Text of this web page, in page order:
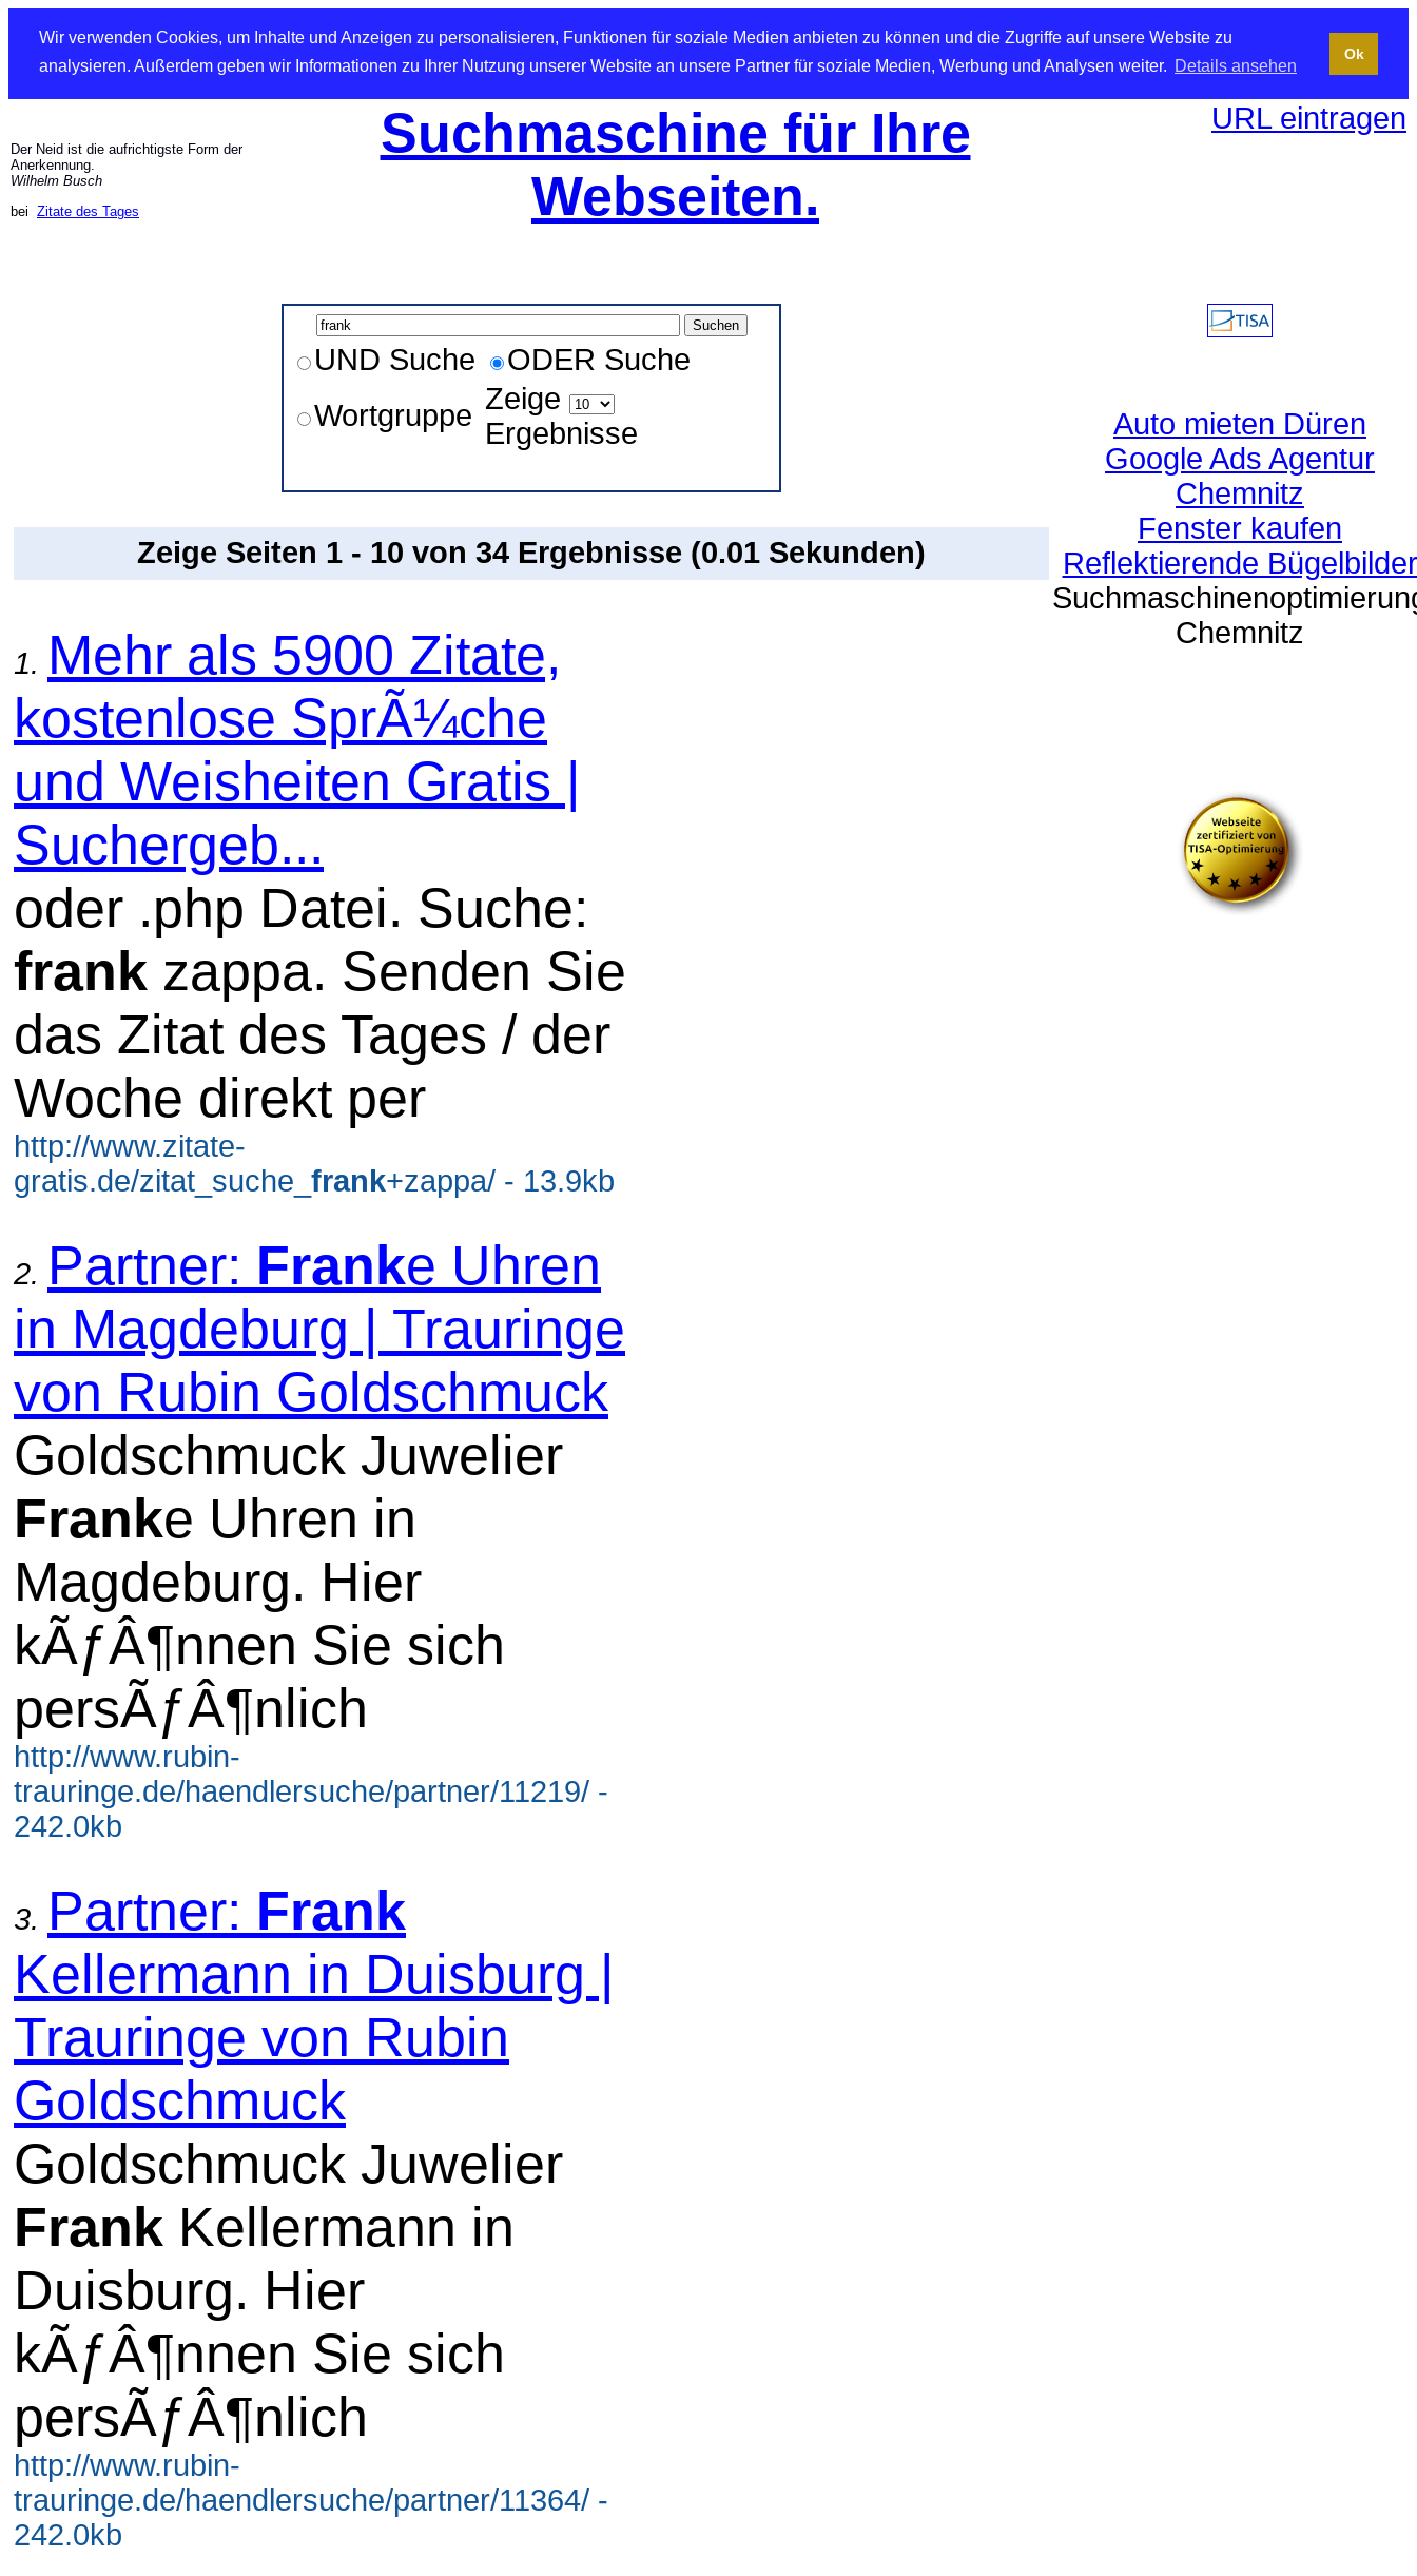
Wir verwenden Cookies, um Inhalte und Anzeigen zu personalisieren, Funktionen für soziale Medien anbieten zu können und die Zugriffe auf unsere Website zu
analysieren. Außerdem geben wir Informationen zu Ihrer Nutzung unserer Website an unsere Partner für soziale Medien, Werbung und Analysen weiter. Details ansehen
Ok
Der Neid ist die aufrichtigste Form der
Anerkennung.
Wilhelm Busch
bei Zitate des Tages
Suchmaschine für Ihre
Webseiten.
URL eintragen
UND Suche
ODER Suche
Wortgruppe Zeige
Ergebnisse
Zeige Seiten 1 - 10 von 34 Ergebnisse (0.01 Sekunden)
1. Mehr als 5900 Zitate,
kostenlose SprÃ¼che
und Weisheiten Gratis |
Suchergeb...
oder .php Datei. Suche:
frank zappa. Senden Sie
das Zitat des Tages / der
Woche direkt per
http://www.zitate-
gratis.de/zitat_suche_ frank+zappa/ - 13.9kb
2. Partner: Franke Uhren
in Magdeburg | Trauringe
von Rubin Goldschmuck
Goldschmuck Juwelier
Franke Uhren in
Magdeburg. Hier
kÃƒÂ¶nnen Sie sich
persÃƒÂ¶nlich
http://www.rubin-
trauringe.de/haendlersuche/partner/11219/ -
242.0kb
3. Partner: Frank
Kellermann in Duisburg |
Trauringe von Rubin
Goldschmuck
Goldschmuck Juwelier
Frank Kellermann in
Duisburg. Hier
kÃƒÂ¶nnen Sie sich
persÃƒÂ¶nlich
http://www.rubin-
trauringe.de/haendlersuche/partner/11364/ -
242.0kb
Auto mieten Düren
Google Ads Agentur
Chemnitz
Fenster kaufen
Reflektierende Bügelbilder
Chemnitz